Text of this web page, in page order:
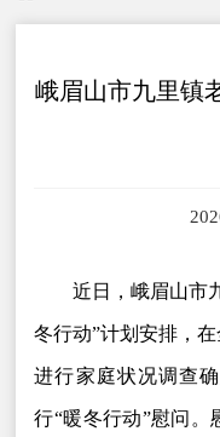
峨眉山市九里镇
近日，峨眉山市
冬行动”计划安排，
进行家庭状况调查
行“暖冬行动”慰问